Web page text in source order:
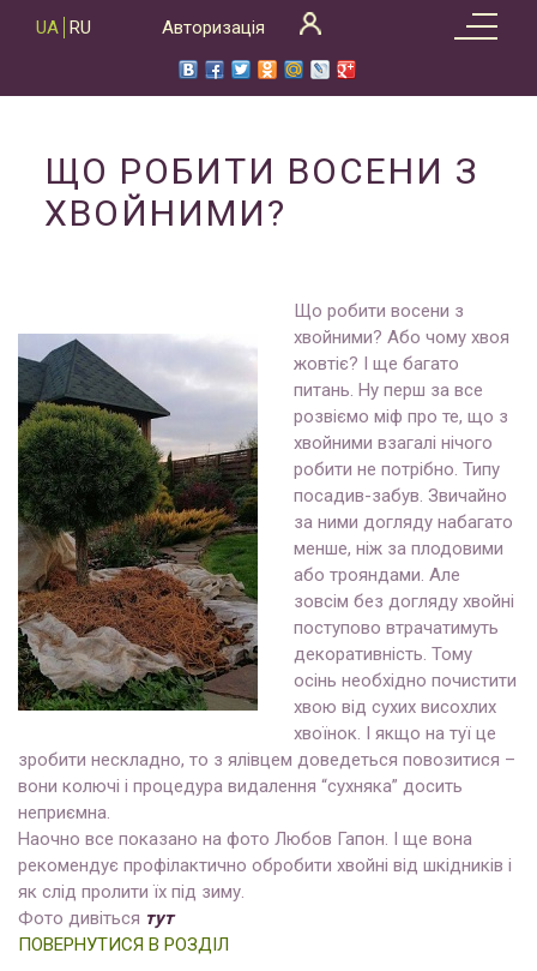
UA RU Авторизація
ЩО РОБИТИ ВОСЕНИ З
ХВОЙНИМИ?
Що робити восени з
хвойними? Або чому хвоя
жовтіє? І ще багато
питань. Ну перш за все
розвіємо міф про те, що з
хвойними взагалі нічого
робити не потрібно. Типу
посадив-забув. Звичайно
за ними догляду набагато
менше, ніж за плодовими
або трояндами. Але
зовсім без догляду хвойні
поступово втрачатимуть
декоративність. Тому
осінь необхідно почистити
хвою від сухих висохлих
хвоїнок. І якщо на туї це
зробити нескладно, то з ялівцем доведеться повозитися –
вони колючі і процедура видалення “сухняка” досить
неприємна.
Наочно все показано на фото Любов Гапон. І ще вона
рекомендує профілактично обробити хвойні від шкідників і
як слід пролити їх під зиму.
Фото дивіться тут
ПОВЕРНУТИСЯ В РОЗДІЛ